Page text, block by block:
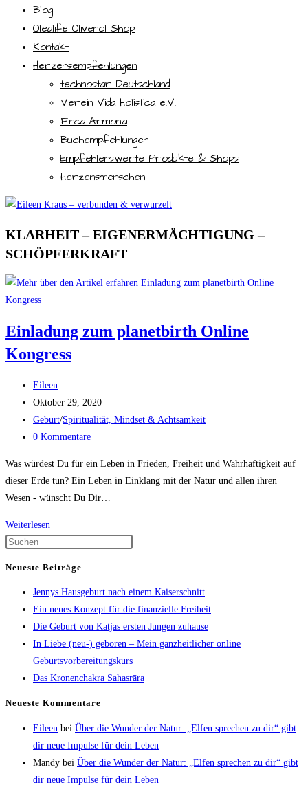
Blog
Olealife Olivenöl Shop
Kontakt
Herzensempfehlungen
technostar Deutschland
Verein Vida Holistica e.V.
Finca Armonia
Buchempfehlungen
Empfehlenswerte Produkte & Shops
Herzensmenschen
KLARHEIT – EIGENERMÄCHTIGUNG –
SCHÖPFERKRAFT
Einladung zum planetbirth Online
Kongress
Beitrags-
Autor:
Eileen
Beitrag
veröffentlicht:
Oktober 29, 2020
Beitrags-
Kategorie:
Geburt/Spiritualität, Mindset & Achtsamkeit
Beitrags-
0 Kommentare
Was würdest Du für ein Leben in Frieden, Freiheit und Wahrhaftigkeit auf
dieser Erde tun? Ein Leben in Einklang mit der Natur und allen ihren
Wesen - wünscht Du Dir…
Weiterlesen
Kongress
Neueste Beiträge
Jennys Hausgeburt nach einem Kaiserschnitt
Ein neues Konzept für die finanzielle Freiheit
Die Geburt von Katjas ersten Jungen zuhause
In Liebe (neu-) geboren – Mein ganzheitlicher online
Geburtsvorbereitungskurs
Das Kronenchakra Sahasrāra
Neueste Kommentare
Eileen bei Über die Wunder der Natur: „Elfen sprechen zu dir“ gibt
dir neue Impulse für dein Leben
Mandy bei Über die Wunder der Natur: „Elfen sprechen zu dir“ gibt
dir neue Impulse für dein Leben